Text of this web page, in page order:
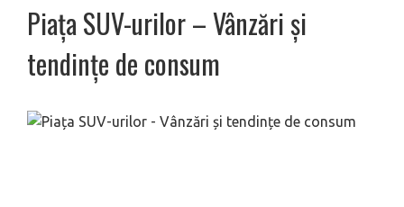
Piața SUV-urilor – Vânzări și
tendințe de consum